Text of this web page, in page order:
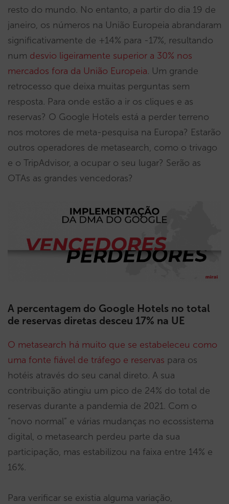
resto do mundo. No entanto, a partir do dia 19 de
janeiro, os números na União Europeia abrandaram
significativamente de +14% para -17%, resultando
num desvio ligeiramente superior a 30% nos
mercados fora da União Europeia. Um grande
retrocesso que deixa muitas perguntas sem
resposta. Para onde estão a ir os cliques e as
reservas? O Google Hotels está a perder terreno
nos motores de meta-pesquisa na Europa? Estarão
outros operadores de metasearch, como o trivago
e o TripAdvisor, a ocupar o seu lugar? Serão as
OTAs as grandes vencedoras?
A percentagem do Google Hotels no total
de reservas diretas desceu 17% na UE
O metasearch há muito que se estabeleceu como
uma fonte fiável de tráfego e reservas para os
hotéis através do seu canal direto. A sua
contribuição atingiu um pico de 24% do total de
reservas durante a pandemia de 2021. Com o
“novo normal” e várias mudanças no ecossistema
digital, o metasearch perdeu parte da sua
participação, mas estabilizou na faixa entre 14% e
16%.
Para verificar se existia alguma variação,